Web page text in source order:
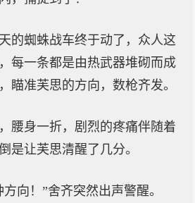
的蜘蛛战车终于动了，众人这
每一条都是由热武器堆砌而成
瞄准芙思的方向，数枪齐发。
腰身一折，剧烈的疼痛伴随着
是让芙思清醒了几分。
向！”舍齐突然出声警醒。